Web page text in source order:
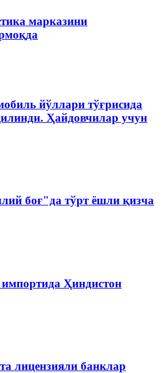
марказини
йўллари тўғрисида
Ҳайдовчилар учун
боғ"да тўрт ёшли қизча
Ҳиндистон
лицензияли банклар